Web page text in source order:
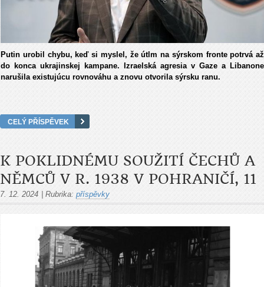
Putin urobil chybu, keď si myslel, že útlm na sýrskom fronte potrvá až
do konca ukrajinskej kampane. Izraelská agresia v Gaze a Libanone
narušila existujúcu rovnováhu a znovu otvorila sýrsku ranu.
CELÝ PŘÍSPĚVEK
K POKLIDNÉMU SOUŽITÍ ČECHŮ A
NĚMCŮ V R. 1938 V POHRANIČÍ, 11
7. 12. 2024 | Rubrika: příspěvky